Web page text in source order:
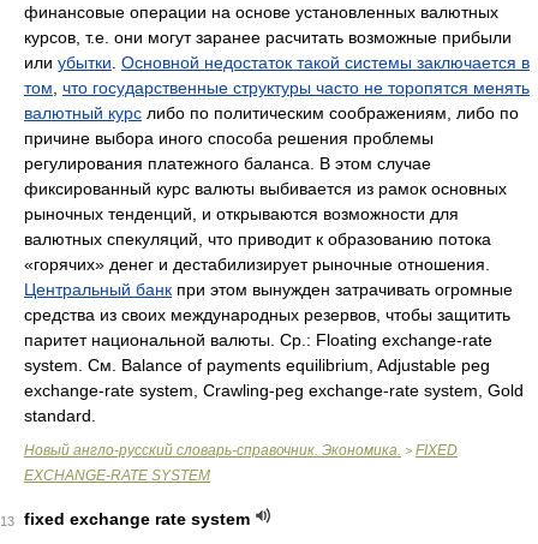
финансовые операции на основе установленных валютных
курсов, т.е. они могут заранее расчитать возможные прибыли
или убытки Основной недостаток такой системы заключается в
том что государственные структуры часто не торопятся менять
валютный курс либо по политическим соображениям, либо по
причине выбора иного способа решения проблемы
регулирования платежного баланса. В этом случае
фиксированный курс валюты выбивается из рамок основных
рыночных тенденций, и открываются возможности для
валютных спекуляций, что приводит к образованию потока
«горячих» денег и дестабилизирует рыночные отношения.
Центральный банк при этом вынужден затрачивать огромные
средства из своих международных резервов, чтобы защитить
паритет национальной валюты. Ср.: Floating exchange-rate
system. См. Balance of payments equilibrium, Adjustable peg
exchange-rate system, Crawling-peg exchange-rate system, Gold
standard.
Новый англо-русский словарь-справочник. Экономика. > FIXED
EXCHANGE-RATE SYSTEM
13 fixed exchange rate system